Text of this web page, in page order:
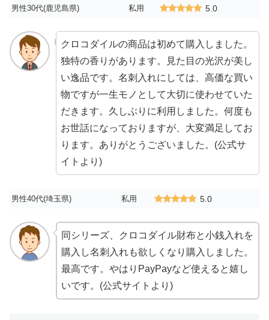
男性30代(鹿児島県) 私用 5.0
クロコダイルの商品は初めて購入しました。
独特の香りがあります。見た目の光沢が美し
い逸品です。名刺入れにしては、高価な買い
物ですが一生モノとして大切に使わせていた
だきます。久しぶりに利用しました。何度も
お世話になっておりますが、大変満足してお
ります。ありがとうございました。(公式サ
イトより)
男性40代(埼玉県) 私用 5.0
同シリーズ、クロコダイル財布と小銭入れを
購入し名刺入れも欲しくなり購入しました。
最高です。やはりPayPayなど使えると嬉し
いです。(公式サイトより)